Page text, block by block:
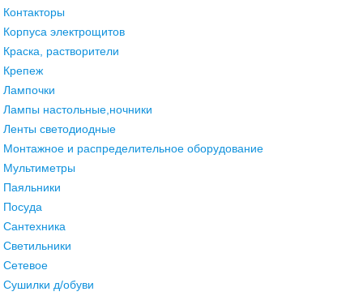
Контакторы
Корпуса электрощитов
Краска, растворители
Крепеж
Лампочки
Лампы настольные,ночники
Ленты светодиодные
Монтажное и распределительное оборудование
Мультиметры
Паяльники
Посуда
Сантехника
Светильники
Сетевое
Сушилки д/обуви